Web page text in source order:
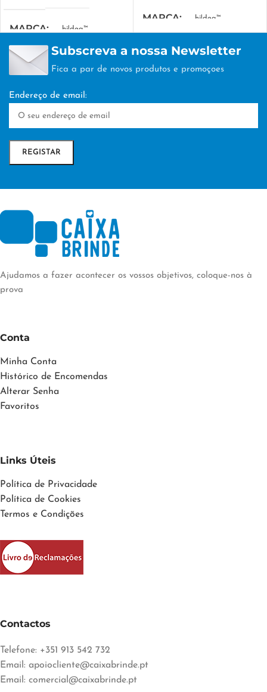
MARCA hi!dea™
MEDIDA COMBINADA
310 x 410 x 120 mm
EMBALAGEM nan
TÉCNICA DE
MARCA hi!dea™
MEDIDA COMBINADA
Subscreva a nossa Newsletter
Fica a par de novos produtos e promoçoes
Endereço de email:
Ajudamos a fazer acontecer os vossos objetivos, coloque-nos à
prova
Conta
Minha Conta
Histórico de Encomendas
Alterar Senha
Favoritos
Links Úteis
Política de Privacidade
Política de Cookies
Termos e Condições
Contactos
Telefone: +351 913 542 732
Email: apoiocliente@caixabrinde.pt
Email: comercial@caixabrinde.pt